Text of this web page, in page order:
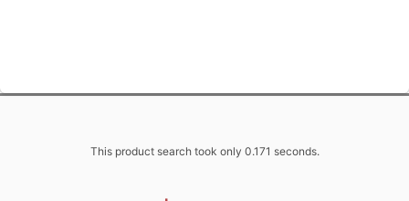
This product search took only 0.171 seconds.